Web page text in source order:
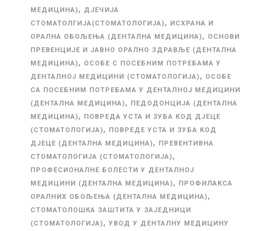
МЕДИЦИНА), ДЈЕЧИЈА
СТОМАТОЛГИЈА(СТОМАТОЛОГИЈА), ИСХРАНА И
ОРАЛНА ОБОЉЕЊА (ДЕНТАЛНА МЕДИЦИНА), ОСНОВИ
ПРЕВЕНЦИЈЕ И ЈАВНО ОРАЛНО ЗДРАВЉЕ (ДЕНТАЛНА
МЕДИЦИНА), ОСОБЕ С ПОСЕБНИМ ПОТРЕБАМА У
ДЕНТАЛНОЈ МЕДИЦИНИ (СТОМАТОЛОГИЈА), ОСОБЕ
СА ПОСЕБНИМ ПОТРЕБАМА У ДЕНТАЛНОЈ МЕДИЦИНИ
(ДЕНТАЛНА МЕДИЦИНА), ПЕДОДОНЦИЈА (ДЕНТАЛНА
МЕДИЦИНА), ПОВРЕДА УСТА И ЗУБА КОД ДЈЕЦЕ
(СТОМАТОЛОГИЈА), ПОВРЕДЕ УСТА И ЗУБА КОД
ДЈЕЦЕ (ДЕНТАЛНА МЕДИЦИНА), ПРЕВЕНТИВНА
СТОМАТОЛОГИЈА (СТОМАТОЛОГИЈА),
ПРОФЕСИОНАЛНЕ БОЛЕСТИ У ДЕНТАЛНОЈ
МЕДИЦИНИ (ДЕНТАЛНА МЕДИЦИНА), ПРОФИЛАКСА
ОРАЛНИХ ОБОЉЕЊА (ДЕНТАЛНА МЕДИЦИНА),
СТОМАТОЛОШКА ЗАШТИТА У ЗАЈЕДНИЦИ
(СТОМАТОЛОГИЈА), УВОД У ДЕНТАЛНУ МЕДИЦИНУ